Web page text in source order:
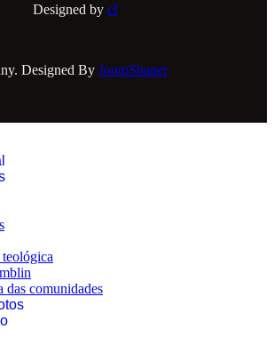
Designed by cf
Designed By JoomShaper
teológica
das comunidades